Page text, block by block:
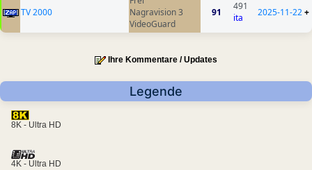
TV 2000
Nagravision 3
VideoGuard
91
491
ita
2025-11-22+
Ihre Kommentare / Updates
Legende
8K - Ultra HD
4K - Ultra HD